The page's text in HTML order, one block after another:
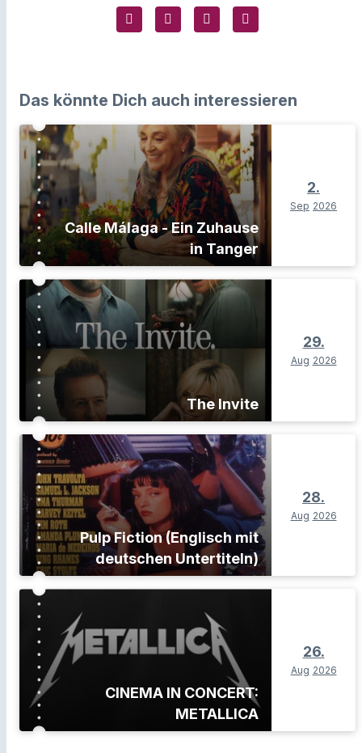
Das könnte Dich auch interessieren
Calle Málaga - Ein Zuhause
in Tanger
2.
Sep 2026
The Invite
29.
Aug 2026
Pulp Fiction (Englisch mit
deutschen Untertiteln)
28.
Aug 2026
CINEMA IN CONCERT:
METALLICA
26.
Aug 2026